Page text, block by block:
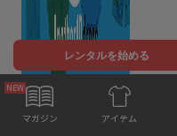
5
マガジン アイテム
レンタルを始める